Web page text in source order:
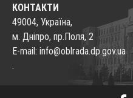
КОНТАКТИ
49004, Україна,
м. Дніпро, пр.Поля, 2
E-mail: info@oblrada.dp.gov.ua
.